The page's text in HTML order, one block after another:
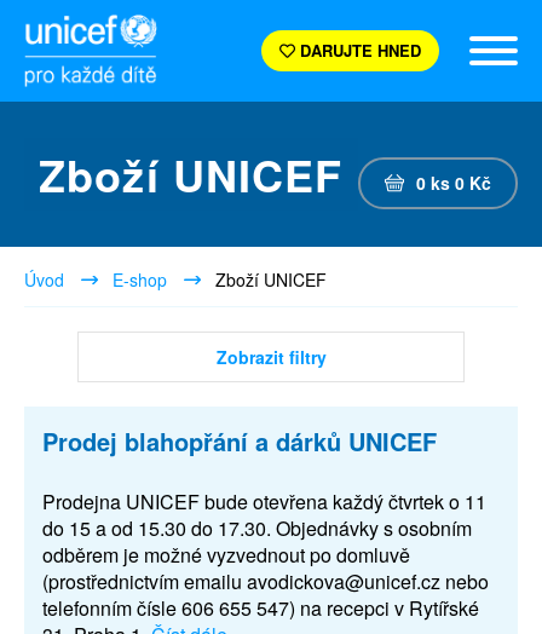
DARUJTE HNED
Zboží UNICEF 0 ks 0 Kč
Úvod E-shop Zboží UNICEF
Zobrazit filtry
Prodej blahopřání a dárků UNICEF
Prodejna UNICEF bude otevřena každý čtvrtek o 11
do 15 a od 15.30 do 17.30. Objednávky s osobním
odběrem je možné vyzvednout po domluvě
(prostřednictvím emailu avodickova@unicef.cz nebo
telefonním čísle 606 655 547) na recepci v Rytířské